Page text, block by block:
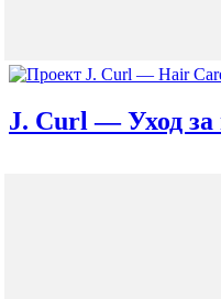
J. Curl — Уход за